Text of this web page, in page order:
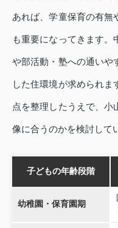
あれば、学童保育の有無
も重要になってきます
や部活動・塾への通いや
した住環境が求められま
点を整理したうえで、小
像に合うのかを検討して
子どもの年齢段階
幼稚園・保育園期